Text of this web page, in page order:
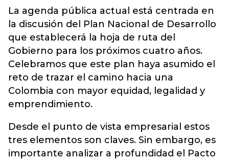
La agenda pública actual está centrada en
la discusión del Plan Nacional de Desarrollo
que establecerá la hoja de ruta del
Gobierno para los próximos cuatro años.
Celebramos que este plan haya asumido el
reto de trazar el camino hacia una
Colombia con mayor equidad, legalidad y
emprendimiento.
Desde el punto de vista empresarial estos
tres elementos son claves. Sin embargo, es
importante analizar a profundidad el Pacto